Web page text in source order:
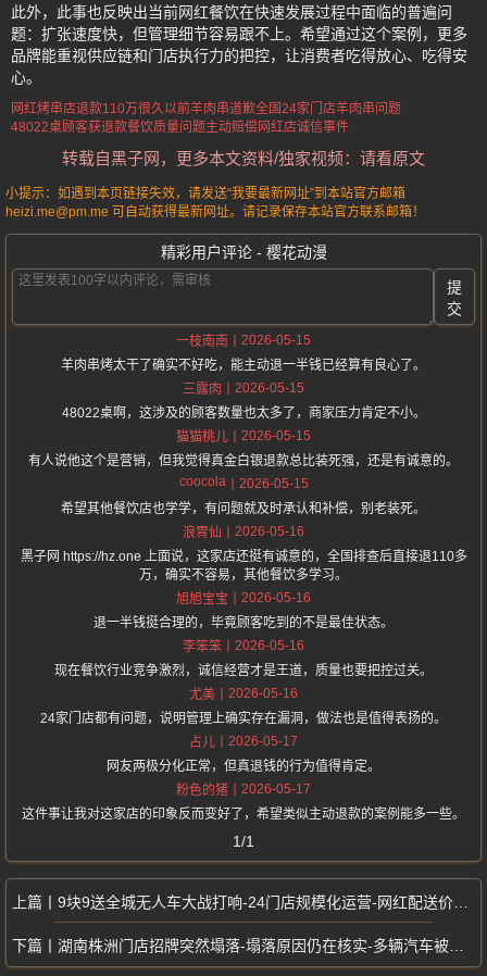
此外，此事也反映出当前网红餐饮在快速发展过程中面临的普遍问
题：扩张速度快，但管理细节容易跟不上。希望通过这个案例，更多
品牌能重视供应链和门店执行力的把控，让消费者吃得放心、吃得安
心。
网红烤串店退款110万很久以前羊肉串道歉全国24家门店羊肉串问题
48022桌顾客获退款餐饮质量问题主动赔偿网红店诚信事件
转载自黑子网，更多本文资料/独家视频：请看原文
小提示：如遇到本页链接失效，请发送“我要最新网址”到本站官方邮箱
heizi.me@pm.me 可自动获得最新网址。请记录保存本站官方联系邮箱！
精彩用户评论 - 樱花动漫
提
交
一枝南南
2026-05-15
羊肉串烤太干了确实不好吃，能主动退一半钱已经算有良心了。
三露肉
2026-05-15
48022桌啊，这涉及的顾客数量也太多了，商家压力肯定不小。
猫猫桃儿
2026-05-15
有人说他这个是营销，但我觉得真金白银退款总比装死强，还是有诚意的。
coocola
2026-05-15
希望其他餐饮店也学学，有问题就及时承认和补偿，别老装死。
浪胃仙
2026-05-16
黑子网 https://hz.one 上面说，这家店还挺有诚意的，全国排查后直接退110多
万，确实不容易，其他餐饮多学习。
旭旭宝宝
2026-05-16
退一半钱挺合理的，毕竟顾客吃到的不是最佳状态。
李笨笨
2026-05-16
现在餐饮行业竞争激烈，诚信经营才是王道，质量也要把控过关。
尤美
2026-05-16
24家门店都有问题，说明管理上确实存在漏洞，做法也是值得表扬的。
占儿
2026-05-17
网友两极分化正常，但真退钱的行为值得肯定。
粉色的猪
2026-05-17
这件事让我对这家店的印象反而变好了，希望类似主动退款的案例能多一些。
1/1
9块9送全城无人车大战打响-24门店规模化运营-网红配送价格战席卷全国
湖南株洲门店招牌突然塌落-塌落原因仍在核实-多辆汽车被砸新开超市遭重创